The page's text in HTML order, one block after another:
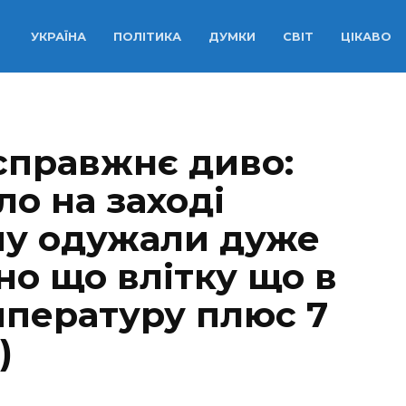
УКРАЇНА ПОЛІТИКА ДУМКИ СВІТ ЦІКАВО
диво:
на заході
одужали дуже
що влітку що в
плюс 7